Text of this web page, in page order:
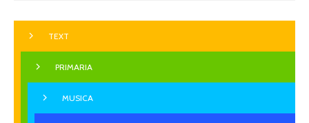
TEXT
PRIMARIA
MUSICA